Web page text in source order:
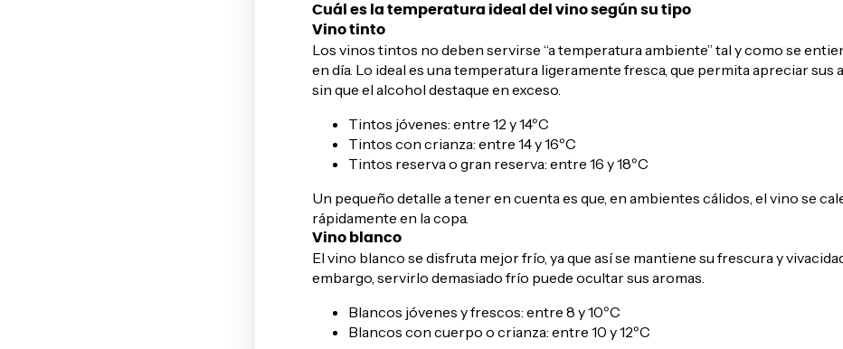
Cuál es la temperatura ideal del vino según su tipo
Vino tinto
Los vinos tintos no deben servirse “a temperatura ambiente” tal y como se
en día. Lo ideal es una temperatura ligeramente fresca, que permita apreciar sus
sin que el alcohol destaque en exceso.
Tintos jóvenes: entre 12 y 14ºC
Tintos con crianza: entre 14 y 16ºC
Tintos reserva o gran reserva: entre 16 y 18ºC
Un pequeño detalle a tener en cuenta es que, en ambientes cálidos, el vino se
rápidamente en la copa.
Vino blanco
El vino blanco se disfruta mejor frío, ya que así se mantiene su frescura y
embargo, servirlo demasiado frío puede ocultar sus aromas.
Blancos jóvenes y frescos: entre 8 y 10ºC
Blancos con cuerpo o crianza: entre 10 y 12ºC